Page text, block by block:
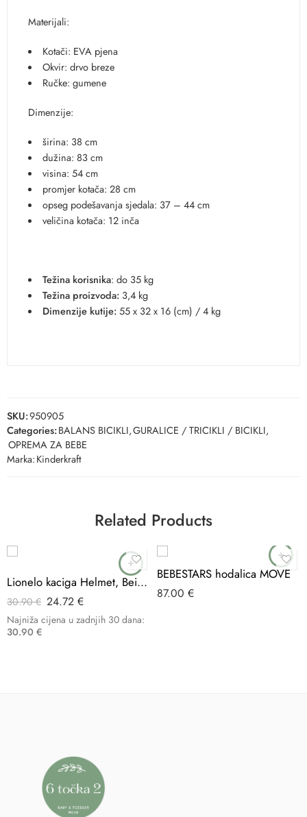
Materijali:
Kotači: EVA pjena
Okvir: drvo breze
Ručke: gumene
Dimenzije:
širina: 38 cm
dužina: 83 cm
visina: 54 cm
promjer kotača: 28 cm
opseg podešavanja sjedala: 37 – 44 cm
veličina kotača: 12 inča
Težina korisnika: do 35 kg
Težina proizvoda: 3,4 kg
Dimenzije kutije:55 x 32 x 16 (cm) / 4 kg
SKU:950905
Categories:BALANS BICIKLI,GURALICE / TRICIKLI / BICIKLI,
OPREMA ZA BEBE
Marka:Kinderkraft
Related Products
Lionelo kaciga Helmet, Beige Sand
30.90€ 24.72 €
Najniža cijena u zadnjih 30 dana:
30.90 €
BEBESTARS hodalica MOVE
87.00 €